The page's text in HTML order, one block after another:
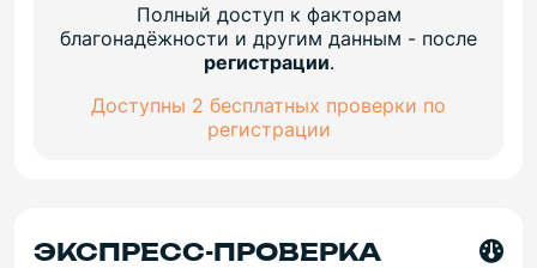
Полный доступ к факторам
благонадёжности и другим данным - после
регистрации.
Доступны 2 бесплатных проверки по
регистрации
ЭКСПРЕСС-ПРОВЕРКА